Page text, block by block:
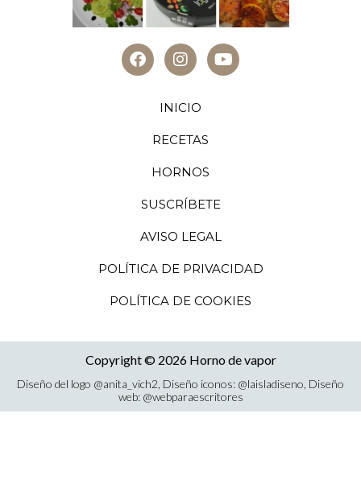
INICIO
RECETAS
HORNOS
SUSCRÍBETE
AVISO LEGAL
POLÍTICA DE PRIVACIDAD
POLÍTICA DE COOKIES
Copyright © 2026 Horno de vapor
Diseño del logo @anita_vich2 , Diseño iconos: @laisladiseno , Diseño
web: @webparaescritores